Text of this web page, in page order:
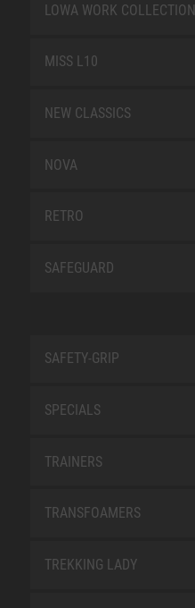
LOWA WORK COLLECTION
MISS L10
NEW CLASSICS
NOVA
RETRO
SAFEGUARD
SAFETY-GRIP
SPECIALS
TRAINERS
TRANSFOAMERS
TREKKING LADY